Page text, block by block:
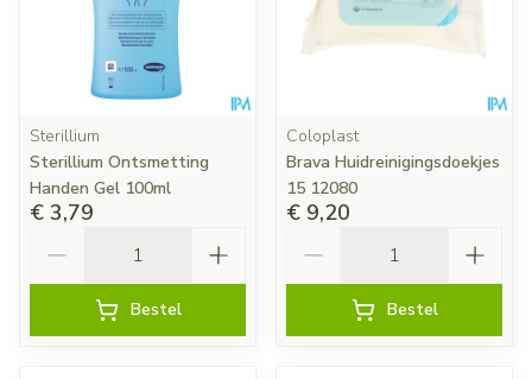
Sterillium
Sterillium Ontsmetting
Handen Gel 100ml
€ 3,79
Bestel
Coloplast
Brava Huidreinigingsdoekjes
15 12080
€ 9,20
Bestel